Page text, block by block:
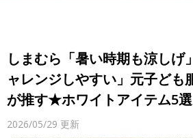
しまむら「暑い時期も涼しげ
ャレンジしやすい」元子ども
が推す★ホワイトアイテム5選
2026/05/29 更新